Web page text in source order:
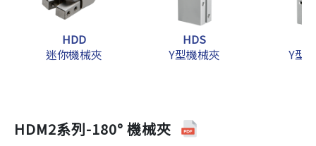
HDD
迷你機械夾
HDS
Y型機械夾 Y型
HDM2系列-180° 機械夾